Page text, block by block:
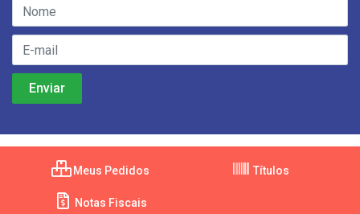
Meus Pedidos Títulos
Notas Fiscais